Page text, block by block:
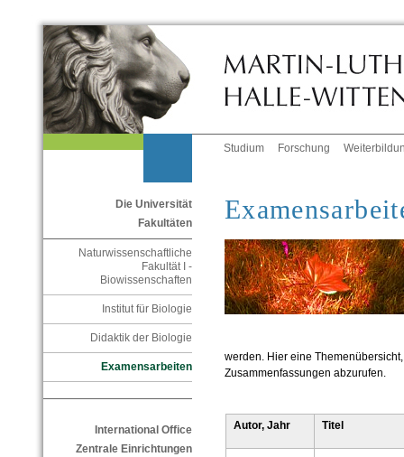
Studium Forschung
Die Universität
Fakultäten
Naturwissenschaftliche
Fakultät I -
Biowissenschaften
Institut für Biologie
Didaktik der Biologie
Examensarbeiten
International Office
Zentrale Einrichtungen
werden. Hier eine
Zusammenfassungen abzurufen.
Autor, Jahr Titel